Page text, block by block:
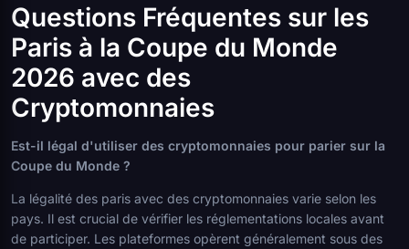
Questions Fréquentes sur les
Paris à la Coupe du Monde
2026 avec des
Cryptomonnaies
Est-il légal d'utiliser des cryptomonnaies pour parier sur la
Coupe du Monde ?
La légalité des paris avec des cryptomonnaies varie selon les
pays. Il est crucial de vérifier les réglementations locales avant
de participer. Les plateformes opèrent généralement sous des